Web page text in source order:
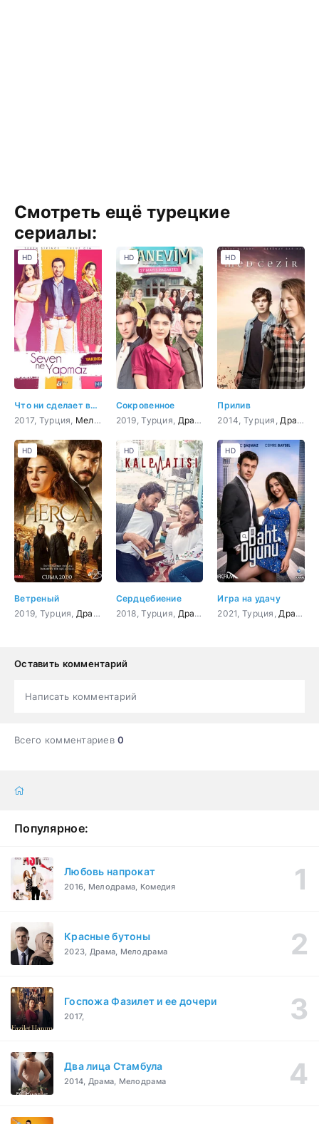
Смотреть ещё турецкие
сериалы:
Что ни сделает влюбленный
2017, Турция, Мелодрама ,Комедия
HD
Сокровенное
2019, Турция, Драма
HD
Прилив
2014, Турция, Драма
HD
Ветреный
2019, Турция, Драма Мелодрама
HD
Сердцебиение
2018, Турция, Драма Мелодрама
HD
Игра на удачу
2021, Турция, Драма
HD
Оставить комментарий
Написать комментарий
Всего комментариев0
Популярное:
Любовь напрокат
2016, Мелодрама, Комедия
Красные бутоны
2023, Драма, Мелодрама
Госпожа Фазилет и ее дочери
2017,
Два лица Стамбула
2014, Драма, Мелодрама